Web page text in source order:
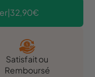
|32,90€
Satisfait ou
Remboursé